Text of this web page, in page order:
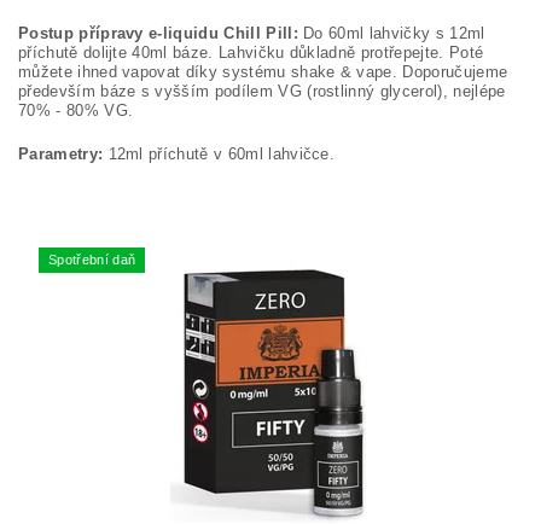
Postup přípravy e-liquidu Chill Pill: Do 60ml lahvičky s 12ml
příchutě dolijte 40ml báze. Lahvičku důkladně protřepejte. Poté
můžete ihned vapovat díky systému shake & vape. Doporučujeme
především báze s vyšším podílem VG (rostlinný glycerol), nejlépe
70% - 80% VG.
Parametry: 12ml příchutě v 60ml lahvičce.
Spotřební daň